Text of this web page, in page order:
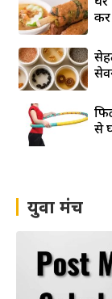
करें
से
युवा मंच